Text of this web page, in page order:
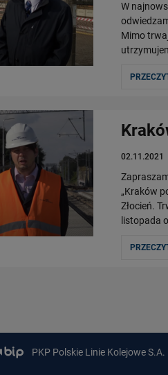
W
Mimo
02.11.2021
„Kraków
Złocień.
listopada
PKP Polskie Linie Kolejowe S.A.